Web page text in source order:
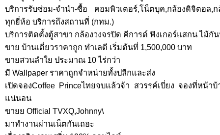
บริการรับซ่อม-จำนำ-ซื้อ คอมพิวเตอร์,โน็ตบุค,กล้องดิจิตอล,
ทุกยี่ห้อ บริการถึงสถานที่ (กทม.)
บริการติดตั้งตู้สาขา กล้องวงจรปิด คีการด์ ฟิงเกอร์แสกน ไม้กั
ขาย บ้านเดี่ยวราคาถูก ทำเลดี เริ่มต้นที่ 1,500,000 บาท
ขายสวนลำใย ประมาณ 10 ไร่กว่า
มี Wallpaper ราคาถูกจำหน่ายทั้งปลีกและส่ง
เปิดจองCoffee Princeไทยจบแล้วจ้า สวรรค์เบี่ยง จองที่หน้า
แน่นอน
ขายย Official TVXQ,Johnny\
มาทำงานผ่านเน็ตกันเถอะ